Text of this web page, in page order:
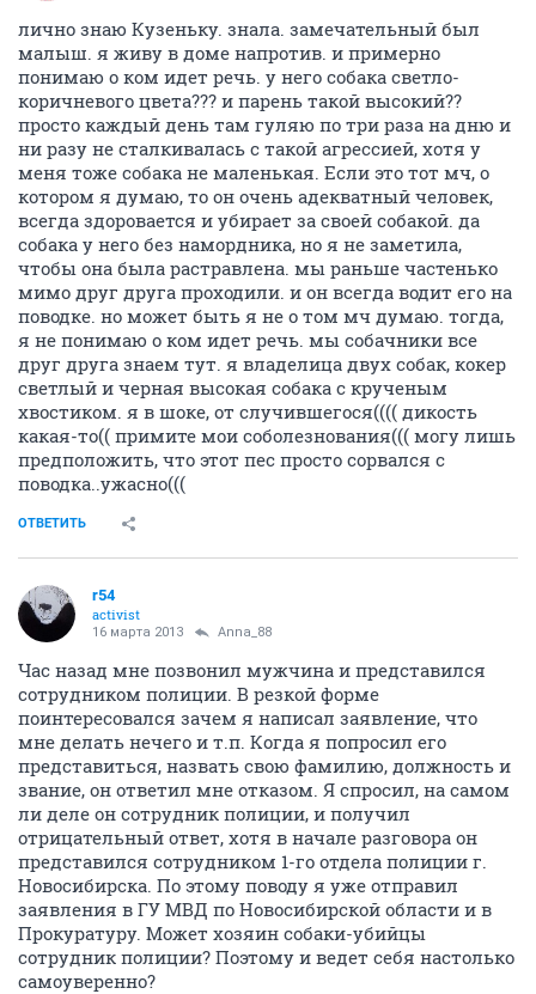
лично знаю Кузеньку. знала. замечательный был
малыш. я живу в доме напротив. и примерно
понимаю о ком идет речь. у него собака светло-
коричневого цвета??? и парень такой высокий??
просто каждый день там гуляю по три раза на дню и
ни разу не сталкивалась с такой агрессией, хотя у
меня тоже собака не маленькая. Если это тот мч, о
котором я думаю, то он очень адекватный человек,
всегда здоровается и убирает за своей собакой. да
собака у него без намордника, но я не заметила,
чтобы она была растравлена. мы раньше частенько
мимо друг друга проходили. и он всегда водит его на
поводке. но может быть я не о том мч думаю. тогда,
я не понимаю о ком идет речь. мы собачники все
друг друга знаем тут. я владелица двух собак, кокер
светлый и черная высокая собака с крученым
хвостиком. я в шоке, от случившегося(((( дикость
какая-то(( примите мои соболезнования((( могу лишь
предположить, что этот пес просто сорвался с
поводка..ужасно(((
ОТВЕТИТЬ
r54
activist
16 марта 2013 Anna_88
Час назад мне позвонил мужчина и представился
сотрудником полиции. В резкой форме
поинтересовался зачем я написал заявление, что
мне делать нечего и т.п. Когда я попросил его
представиться, назвать свою фамилию, должность и
звание, он ответил мне отказом. Я спросил, на самом
ли деле он сотрудник полиции, и получил
отрицательный ответ, хотя в начале разговора он
представился сотрудником 1-го отдела полиции г.
Новосибирска. По этому поводу я уже отправил
заявления в ГУ МВД по Новосибирской области и в
Прокуратуру. Может хозяин собаки-убийцы
сотрудник полиции? Поэтому и ведет себя настолько
самоуверенно?